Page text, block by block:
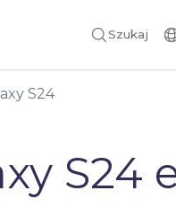
Szukaj
S24
S24